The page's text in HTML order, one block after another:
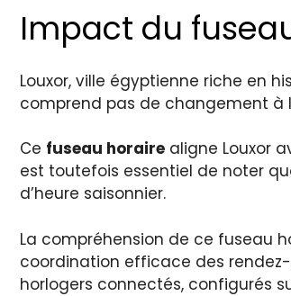
Impact du
Louxor, ville égyptienne riche en
comprend pas de changement à
Ce fuseau horaire aligne Louxor
est toutefois essentiel de noter
d’heure saisonnier.
La compréhension de ce fuseau
coordination efficace des
horlogers connectés, configurés